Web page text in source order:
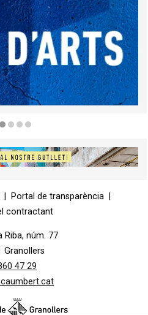
Portal de transparència
contractant
Riba, núm. 77
Granollers
47 29